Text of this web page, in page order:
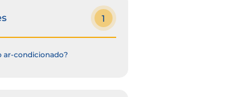
1
ar-condicionado?